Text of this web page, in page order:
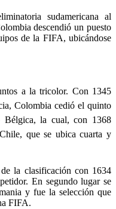
sudamericana al
descendió un puesto
de la FIFA, ubicándose
a la tricolor. Con 1345
Colombia cedió el quinto
Bélgica, la cual, con 1368
que se ubica cuarta y
la clasificación con 1634
En segundo lugar se
y fue la selección que
FIFA.